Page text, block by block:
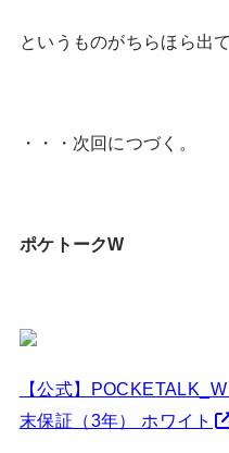
というものがちらほら出
・・・次回につづく。
ポケトークW
【公式】
末保証（3年） ホワイト